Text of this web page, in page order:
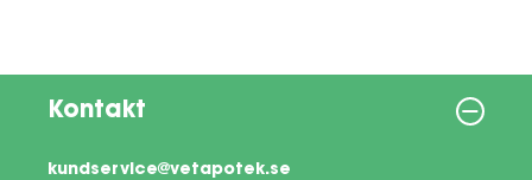
Kontakt
kundservice@vetapotek.se